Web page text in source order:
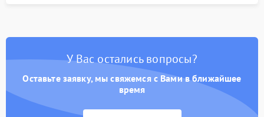
У Вас остались вопросы?
Оставьте заявку, мы свяжемся с Вами в ближайшее
время